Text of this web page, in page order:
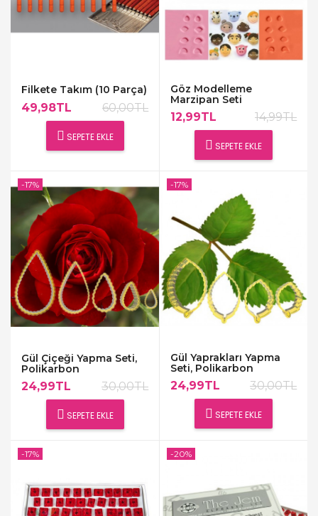
Filkete Takım (10 Parça)
49,98TL 60,00TL
SEPETE EKLE
Göz Modelleme
Marzipan Seti
12,99TL 14,99TL
SEPETE EKLE
Gül Çiçeği Yapma Seti,
Polikarbon
24,99TL 30,00TL
SEPETE EKLE
-17%
Gül Yaprakları Yapma
Seti, Polikarbon
24,99TL 30,00TL
SEPETE EKLE
-17%
-17% -20%